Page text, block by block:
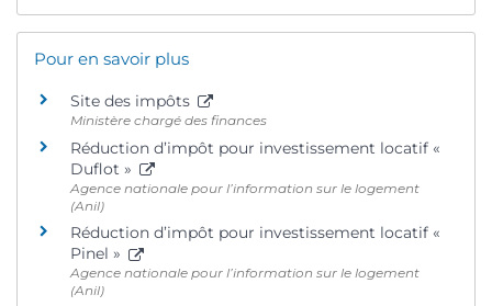
Pour en savoir plus
Site des impôts
Ministère chargé des finances
Réduction d’impôt pour investissement locatif «
Duflot »
Agence nationale pour l’information sur le logement
(Anil)
Réduction d’impôt pour investissement locatif «
Pinel »
Agence nationale pour l’information sur le logement
(Anil)